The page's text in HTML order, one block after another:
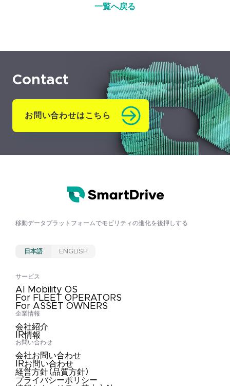
一覧へ戻る
Contact
お問い合わせはこちら
移動データプラットフォームでモビリティの進化を後押しする
日本語 ENGLISH
サービス
AI Mobility OS
For FLEET OPERATORS
For ASSET OWNERS
企業情報
会社紹介
IR情報
お問い合わせ
会社お問い合わせ
IRお問い合わせ
経営方針（品質方針）
プライバシーポリシー